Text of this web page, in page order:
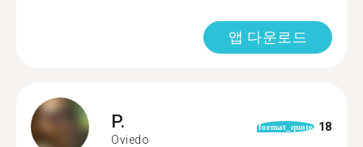
앱 다운로드
P.
Oviedo
format_quote 18